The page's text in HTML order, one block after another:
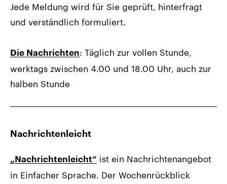
Jede Meldung wird für Sie geprüft, hinterfragt
und verständlich formuliert.
Die Nachrichten: Täglich zur vollen Stunde,
werktags zwischen 4.00 und 18.00 Uhr, auch zur
halben Stunde
Nachrichtenleicht
„Nachrichtenleicht“ ist ein Nachrichtenangebot
in Einfacher Sprache. Der Wochenrückblick